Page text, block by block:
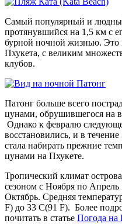
Самый популярный и
протянувшийся на 1,5 км с
бурной ночной жизнью. Это
Пхукета, с великим
клубов.
Патонг больше всего
цунами, обрушившегося на
Однако к февралю
восстановились, и в
стала набирать прежние
цунами на Пхукете.
Тропический климат
сезоном с Ноября по
Октябрь. Средняя
F) до 33 C(91 F). Более
почитать в статье Погода на